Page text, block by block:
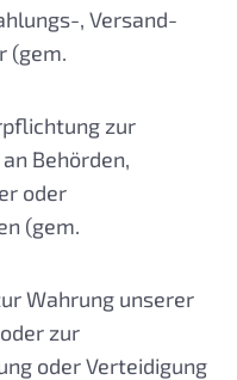
, Versand-
(gem.
zur
Behörden,
oder
(gem.
Wahrung unserer
zur
oder Verteidigung